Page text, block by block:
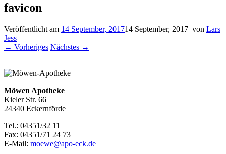
favicon
Veröffentlicht am 14 September, 201714 September, 2017 von Lars
Jess
← Vorheriges Nächstes →
Möwen Apotheke
Kieler Str. 66
24340 Eckernförde
Tel.: 04351/32 11
Fax: 04351/71 24 73
E-Mail: moewe@apo-eck.de